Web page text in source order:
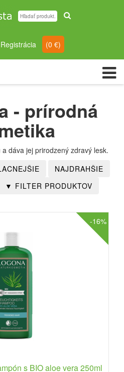
Registrácia (0 €)
- prírodná
dáva jej prirodzený zdravý lesk.
-16%
s BIO aloe vera 250ml